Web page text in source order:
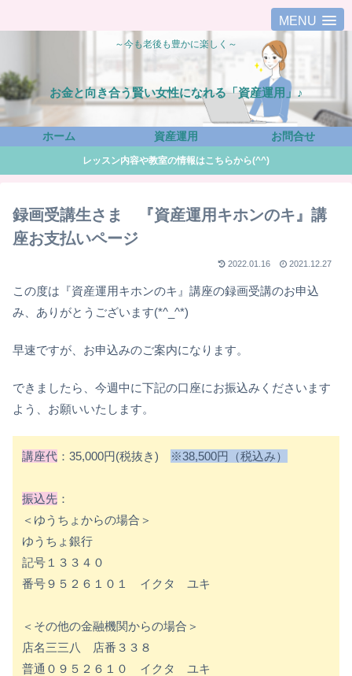
MENU
～今も老後も豊かに楽しく～
お金と向き合う賢い女性になれる「資産運用」♪
ホーム 資産運用 お問合せ
レッスン内容や教室の情報はこちらから(^^)
録画受講生さま 『資産運用キホンのキ』講
座お支払いページ
2022.01.16 2021.12.27
この度は『資産運用キホンのキ』講座の録画受講のお申込
み、ありがとうございます(*^_^*)
早速ですが、お申込みのご案内になります。
できましたら、今週中に下記の口座にお振込みくださいます
よう、お願いいたします。
講座代 ：35,000円(税抜き) ※38,500円（税込み）
振込先 ：
＜ゆうちょからの場合＞
ゆうちょ銀行
記号１３３４０
番号９５２６１０１ イクタ ユキ
＜その他の金融機関からの場合＞
店名三三八 店番３３８
普通０９５２６１０ イクタ ユキ